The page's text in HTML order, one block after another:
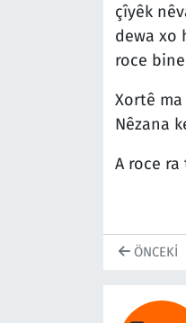
çîyêk
dewa xo
roce
Xortê
Nêzana
A roce
ÖNCEKI